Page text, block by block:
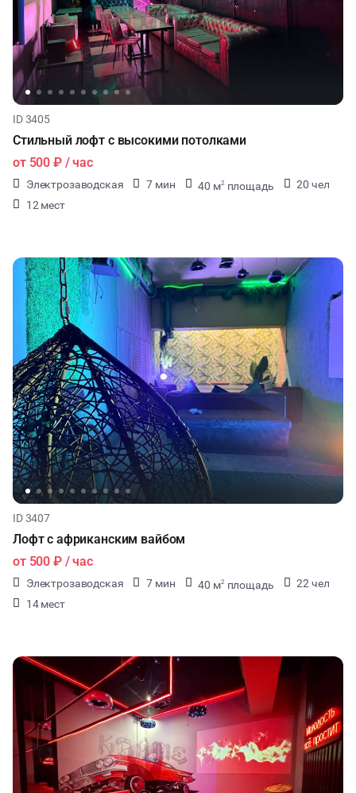
ID 3405
Стильный лофт с высокими потолками
от 500 ₽/ час
Электрозаводская 7 мин 40 м2 площадь
20 чел
12 мест
ID 3407
Лофт с африканским вайбом
от 500 ₽/ час
Электрозаводская 7 мин 40 м2 площадь
22 чел
14 мест